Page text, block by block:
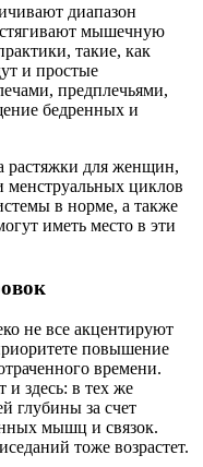
диапазон
мышечную
такие, как
и простые
предплечьями,
бедренных и
растяжки для женщин,
менструальных циклов
в норме, а также
иметь место в эти
не все акцентируют
повышение
времени.
и здесь: в тех же
глубины за счет
мышц и связок.
тоже возрастет.